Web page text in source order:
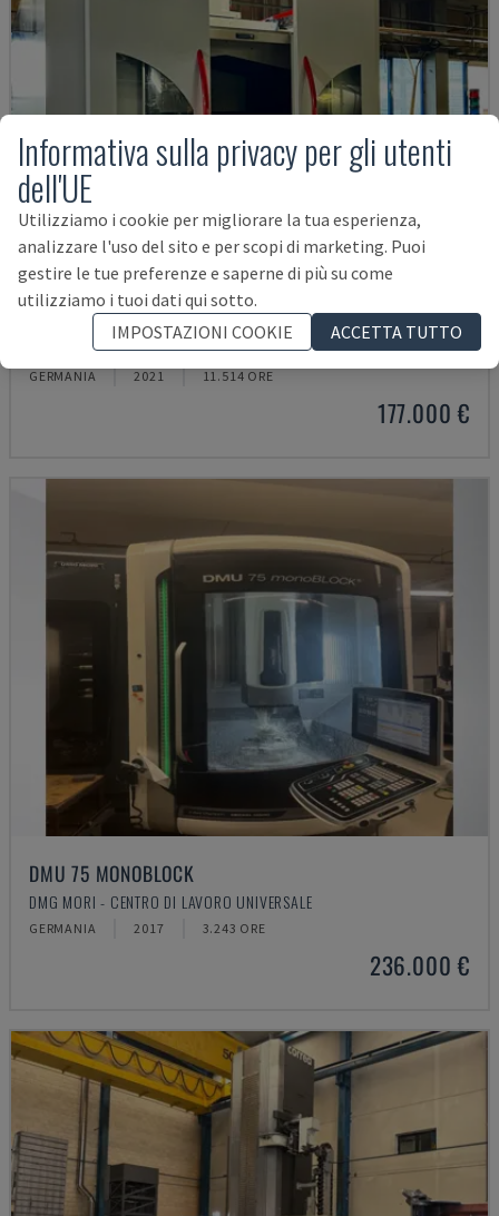
POSMILL - CENTRO DI LAVORO UNIVERSALE
GERMANIA 2021 11.514 ORE
177.000 €
DMU 75 MONOBLOCK
DMG MORI - CENTRO DI LAVORO UNIVERSALE
GERMANIA 2017 3.243 ORE
236.000 €
Informativa sulla privacy per gli utenti
dell'UE
Utilizziamo i cookie per migliorare la tua esperienza,
analizzare l'uso del sito e per scopi di marketing. Puoi
gestire le tue preferenze e saperne di più su come
utilizziamo i tuoi dati qui sotto.
IMPOSTAZIONI COOKIE
ACCETTA TUTTO